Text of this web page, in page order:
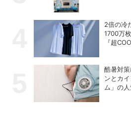
2倍の冷
1700万
『超
酷暑対
ンとカ
ム」の